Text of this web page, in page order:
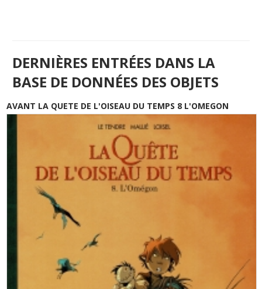
DERNIÈRES ENTRÉES DANS LA
BASE DE DONNÉES DES OBJETS
AVANT LA QUETE DE L'OISEAU DU TEMPS 8 L'OMEGON